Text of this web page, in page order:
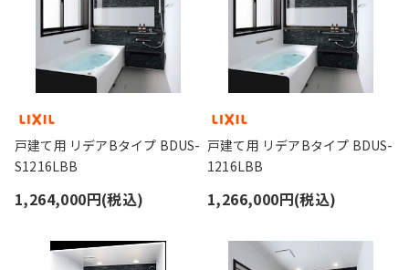
戸建て用 リデアBタイプ BDUS-
S1216LBB
1,264,000円(税込)
戸建て用 リデアBタイプ BDUS-
1216LBB
1,266,000円(税込)